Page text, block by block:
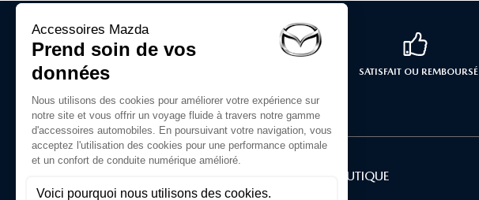
SATISFAIT OU REMBOURSÉ
LA BOUTIQUE